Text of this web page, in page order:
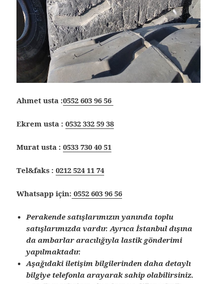
Ahmet usta :0552 603 96 56
Ekrem usta :0532 332 59 38
Murat usta :0533 730 40 51
Tel&faks :0212 524 11 74
Whatsapp için: 0552 603 96 56
Perakende satışlarımızın yanında toplu
satışlarımızda vardır. Ayrıca İstanbul dışına
da ambarlar aracılığıyla lastik gönderimi
yapılmaktadır.
Aşağıdaki iletişim bilgilerinden daha detaylı
bilgiye telefonla arayarak sahip olabilirsiniz.